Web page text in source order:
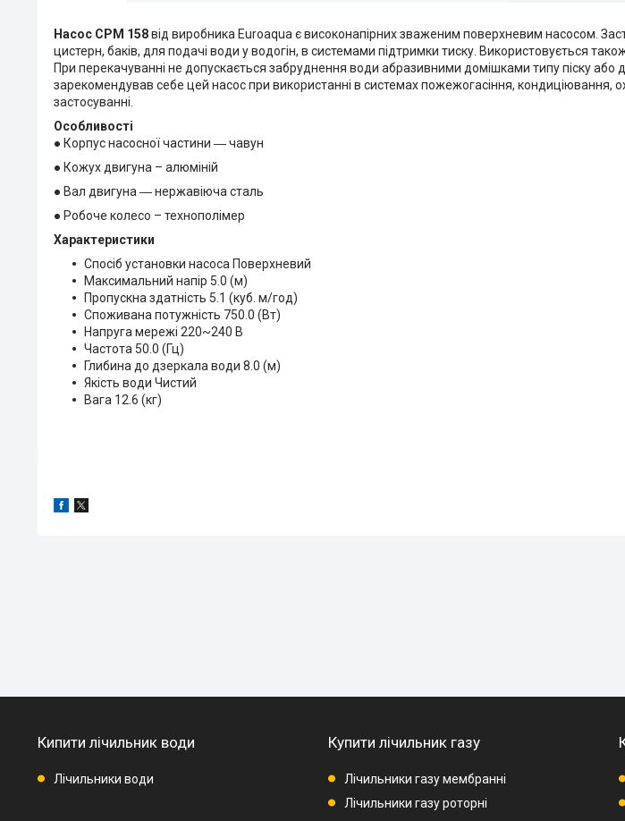
Насос CPM 158від виробника Euroaqua є високонапірних зваженим поверхневим насосом.
цистерн, баків, для подачі води у водогін, в системами підтримки тиску. Використовується
При перекачуванні не допускається забруднення води абразивними домішками типу піску
зарекомендував себе цей насос при використанні в системах пожежогасіння, кондиціювання,
застосуванні.
Особливості
● Корпус насосної частини ― чавун
● Кожух двигуна – алюміній
● Вал двигуна ― нержавіюча сталь
● Робоче колесо – технополімер
Характеристики
Спосіб установки насоса Поверхневий
Максимальний напір 5.0 (м)
Пропускна здатність 5.1 (куб. м/год)
Споживана потужність 750.0 (Вт)
Напруга мережі 220~240 В
Частота 50.0 (Гц)
Глибина до дзеркала води 8.0 (м)
Якість води Чистий
Вага 12.6 (кг)
Кипити лічильник води
Лічильники води
Купити лічильник газу
Лічильники газу мембранні
Лічильники газу роторні